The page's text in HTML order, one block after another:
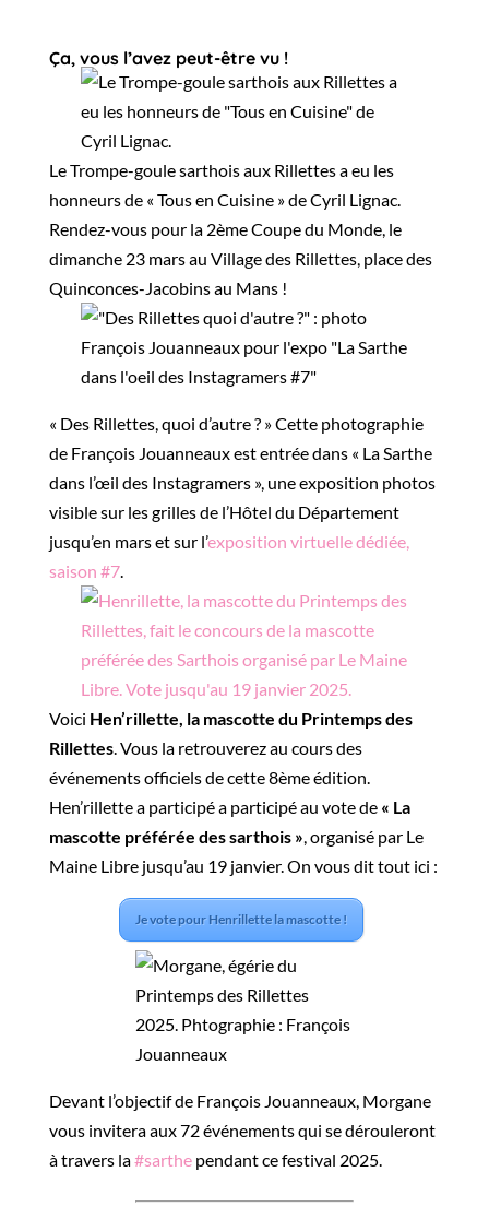
Ça, vous l’avez peut-être vu !
Le Trompe-goule sarthois aux Rillettes a eu les
honneurs de « Tous en Cuisine » de Cyril Lignac.
Rendez-vous pour la 2ème Coupe du Monde, le
dimanche 23 mars au Village des Rillettes, place des
Quinconces-Jacobins au Mans !
« Des Rillettes, quoi d’autre ? » Cette photographie
de François Jouanneaux est entrée dans « La Sarthe
dans l’œil des Instagramers », une exposition photos
visible sur les grilles de l’Hôtel du Département
jusqu’en mars et sur l’exposition virtuelle dédiée,
saison #7.
Voici Hen’rillette, la mascotte du Printemps des
Rillettes. Vous la retrouverez au cours des
événements officiels de cette 8ème édition.
Hen’rillette a participé a participé au vote de« La
mascotte préférée des sarthois », organisé par Le
Maine Libre jusqu’au 19 janvier. On vous dit tout ici :
Je vote pour Henrillette la mascotte !
Devant l’objectif de François Jouanneaux, Morgane
vous invitera aux 72 événements qui se dérouleront
à travers la#sarthependant ce festival 2025.